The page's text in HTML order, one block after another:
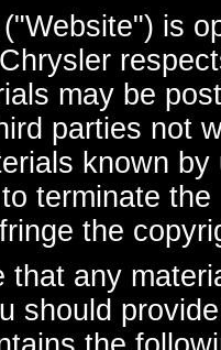
is
may be
parties not
known
terminate
the
that any
should